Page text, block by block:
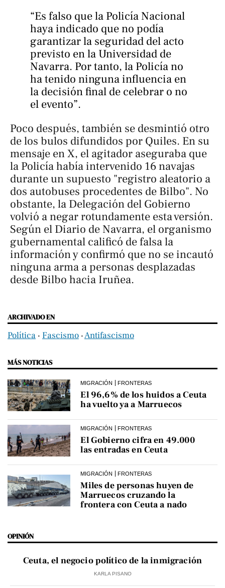
“Es falso que la Policía Nacional
haya indicado que no podía
garantizar la seguridad del acto
previsto en la Universidad de
Navarra. Por tanto, la Policía no
ha tenido ninguna influencia en
la decisión final de celebrar o no
el evento”.
Poco después, también se desmintió otro
de los bulos difundidos por Quiles. En su
mensaje en X, el agitador aseguraba que
la Policía había intervenido 16 navajas
durante un supuesto "registro aleatorio a
dos autobuses procedentes de Bilbo". No
obstante, la Delegación del Gobierno
volvió a negar rotundamente esta versión.
Según el Diario de Navarra, el organismo
gubernamental calificó de falsa la
información y confirmó que no se incautó
ninguna arma a personas desplazadas
desde Bilbo hacia Iruñea.
ARCHIVADO EN
Política ‧ Fascismo ‧Antifascismo
MÁS NOTICIAS
MIGRACIÓN FRONTERAS
El 96,6% de los huidos a Ceuta
ha vuelto ya a Marruecos
MIGRACIÓN FRONTERAS
El Gobierno cifra en 49.000
las entradas en Ceuta
MIGRACIÓN FRONTERAS
Miles de personas huyen de
Marruecos cruzando la
frontera con Ceuta a nado
OPINIÓN
Ceuta, el negocio político de la inmigración
KARLA PISANO